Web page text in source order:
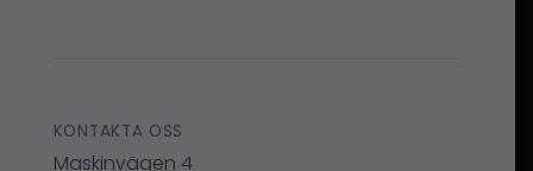
KONTAKTA OSS
Maskinvägen 4